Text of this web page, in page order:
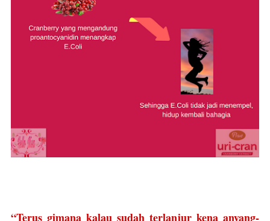
“Terus gimana kalau sudah terlanjur kena anyang-